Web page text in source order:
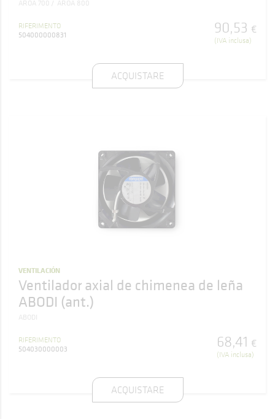
AROA 700 AROA 800
RIFERIMENTO
504000000831
90,53 €
(IVA inclusa)
ACQUISTARE
VENTILACIÓN
Ventilador axial de chimenea de leña
ABODI (ant.)
ABODI
RIFERIMENTO
504030000003
68,41 €
(IVA inclusa)
ACQUISTARE